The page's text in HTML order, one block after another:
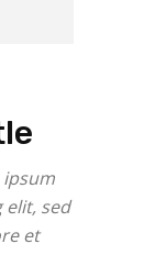
ipsum
sed
et